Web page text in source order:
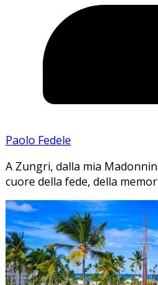
Paolo Fedele
A Zungri, dalla mia
cuore della fede, della